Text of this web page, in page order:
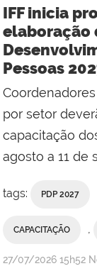
IFF inicia
elaboração
Pessoas
por setor
capacitação
agosto a 11 de
tags: PDP 2027
CAPACITAÇÃO
por
publicado
27/07/2026 15h52